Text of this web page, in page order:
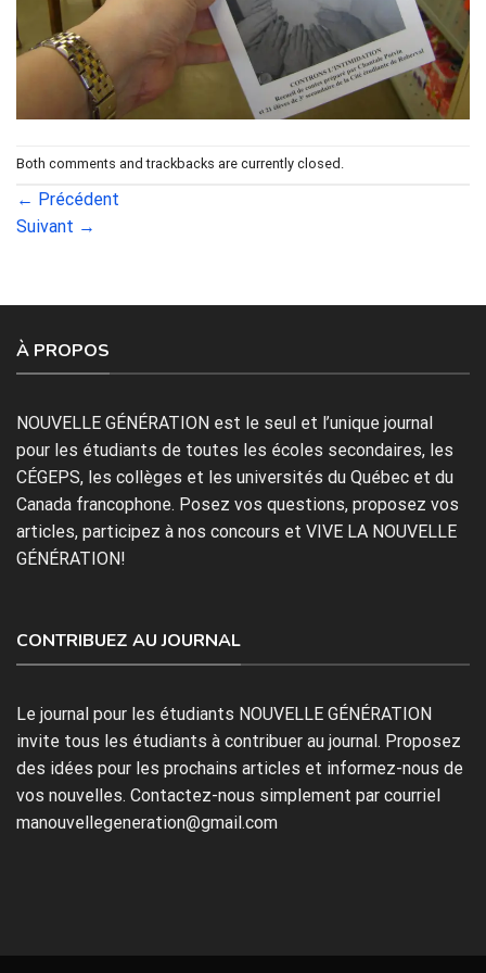
Both comments and trackbacks are currently closed.
← Précédent
Suivant →
À PROPOS
NOUVELLE GÉNÉRATION est le seul et l’unique journal
pour les étudiants de toutes les écoles secondaires, les
CÉGEPS, les collèges et les universités du Québec et du
Canada francophone. Posez vos questions, proposez vos
articles, participez à nos concours et VIVE LA NOUVELLE
GÉNÉRATION!
CONTRIBUEZ AU JOURNAL
Le journal pour les étudiants NOUVELLE GÉNÉRATION
invite tous les étudiants à contribuer au journal. Proposez
des idées pour les prochains articles et informez-nous de
vos nouvelles. Contactez-nous simplement par courriel
manouvellegeneration@gmail.com